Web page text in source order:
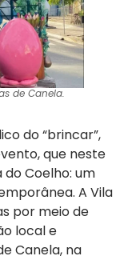
de Canela.
do “brincar”,
que neste
Coelho: um
A Vila
por meio de
local e
Canela, na